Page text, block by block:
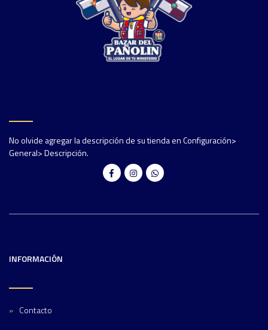
No olvide agregar la descripción de su tienda en Configuración>
General> Descripción.
INFORMACIÓN
Contacto